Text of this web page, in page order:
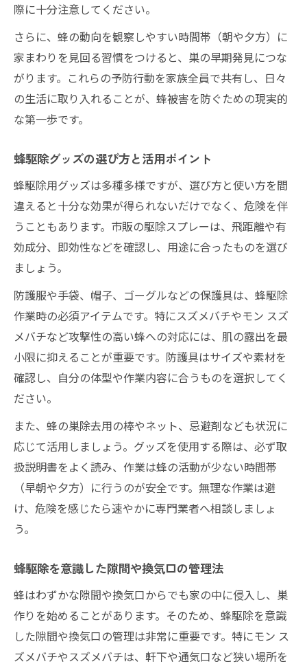
際に十分注意してください。
さらに、蜂の動向を観察しやすい時間帯（朝や夕方）に
家まわりを見回る習慣をつけると、巣の早期発見につな
がります。これらの予防行動を家族全員で共有し、日々
の生活に取り入れることが、蜂被害を防ぐための現実的
な第一歩です。
蜂駆除グッズの選び方と活用ポイント
蜂駆除用グッズは多種多様ですが、選び方と使い方を間
違えると十分な効果が得られないだけでなく、危険を伴
うこともあります。市販の駆除スプレーは、飛距離や有
効成分、即効性などを確認し、用途に合ったものを選び
ましょう。
防護服や手袋、帽子、ゴーグルなどの保護具は、蜂駆除
作業時の必須アイテムです。特にスズメバチやモン スズ
メバチなど攻撃性の高い蜂への対応には、肌の露出を最
小限に抑えることが重要です。防護具はサイズや素材を
確認し、自分の体型や作業内容に合うものを選択してく
ださい。
また、蜂の巣除去用の棒やネット、忌避剤なども状況に
応じて活用しましょう。グッズを使用する際は、必ず取
扱説明書をよく読み、作業は蜂の活動が少ない時間帯
（早朝や夕方）に行うのが安全です。無理な作業は避
け、危険を感じたら速やかに専門業者へ相談しましょ
う。
蜂駆除を意識した隙間や換気口の管理法
蜂はわずかな隙間や換気口からでも家の中に侵入し、巣
作りを始めることがあります。そのため、蜂駆除を意識
した隙間や換気口の管理は非常に重要です。特にモン ス
ズメバチやスズメバチは、軒下や通気口など狭い場所を